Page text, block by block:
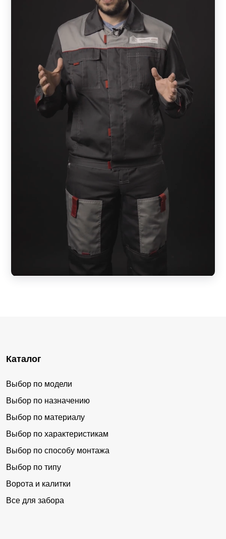
Каталог
Выбор по модели
Выбор по назначению
Выбор по материалу
Выбор по характеристикам
Выбор по способу монтажа
Выбор по типу
Ворота и калитки
Все для забора